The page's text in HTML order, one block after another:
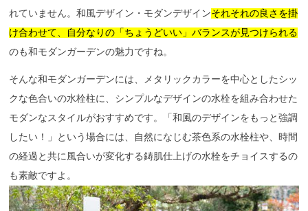
れていません。和風デザイン・モダンデザインそれそれの良さを掛
け合わせて、自分なりの「ちょうどいい」バランスが見つけられる
のも和モダンガーデンの魅力ですね。
そんな和モダンガーデンには、メタリックカラーを中心としたシッ
クな色合いの水栓柱に、シンプルなデザインの水栓を組み合わせた
モダンなスタイルがおすすめです。「和風のデザインをもっと強調
したい！」という場合には、自然になじむ茶色系の水栓柱や、時間
の経過と共に風合いが変化する鋳肌仕上げの水栓をチョイスするの
も素敵ですよ。